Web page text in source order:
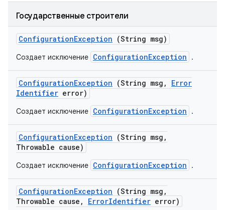
Государственные строители
ConfigurationException (String msg)
Создает исключение ConfigurationException .
ConfigurationException (String msg ,
Error
Identifier error)
Создает исключение ConfigurationException .
ConfigurationException (String msg ,
Throwable cause)
Создает исключение ConfigurationException .
ConfigurationException (String msg ,
Throwable cause , ErrorIdentifier error)